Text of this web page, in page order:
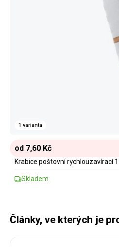
1 varianta
od 7,60 Kč
Krabice poštovní rychlouzavírací
Skladem
Články, ve kterých je